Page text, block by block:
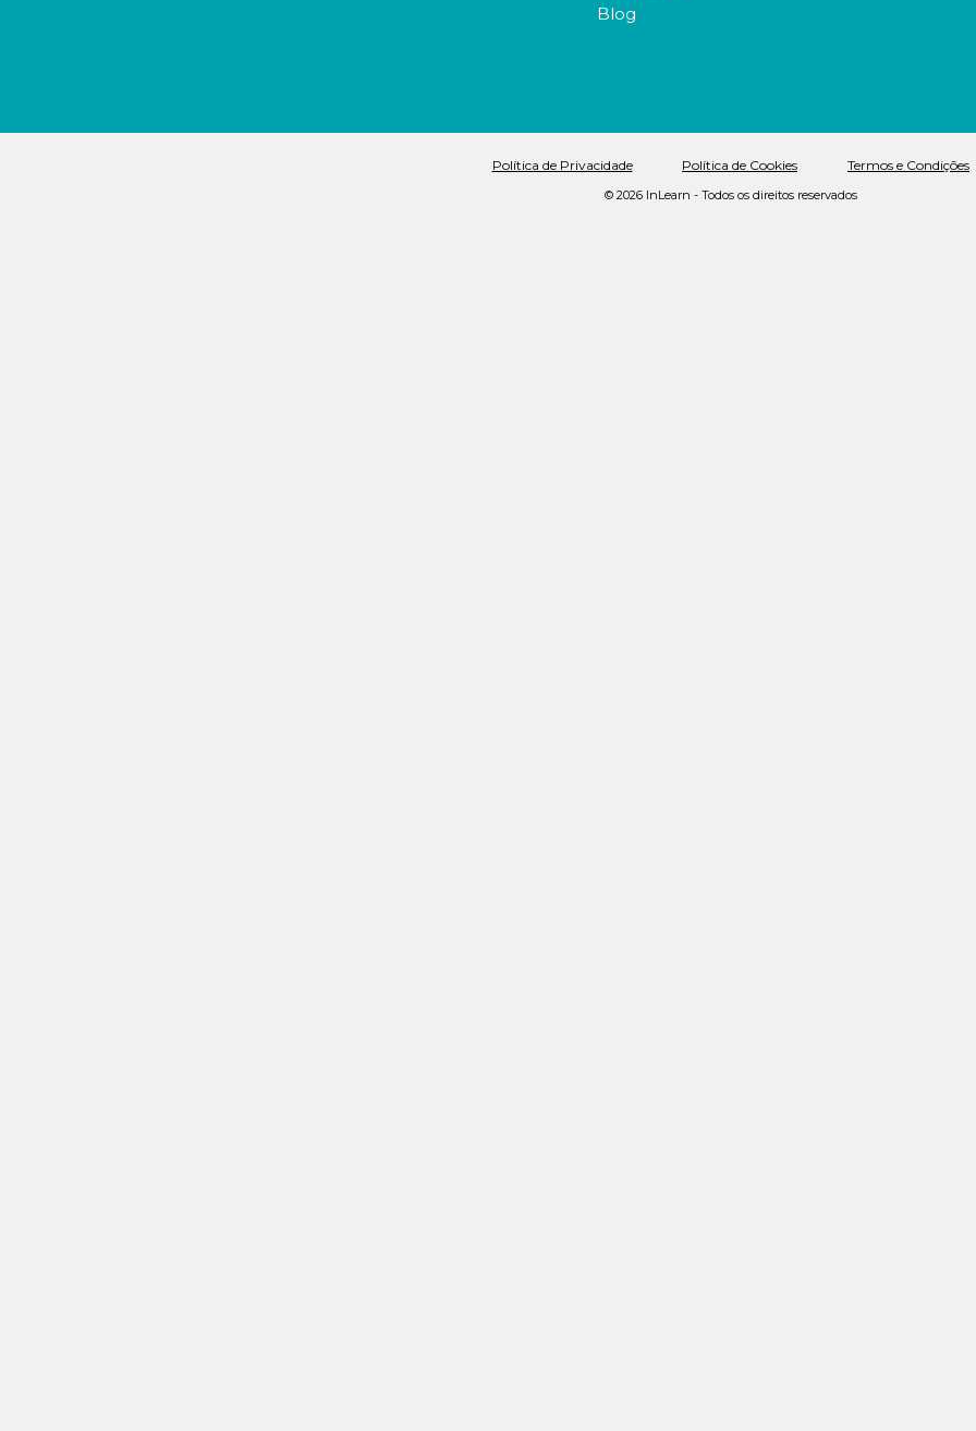
Blog
Política de Privacidade Política de Cookies Termos e Condições
© 2026 InLearn - Todos os direitos reservados